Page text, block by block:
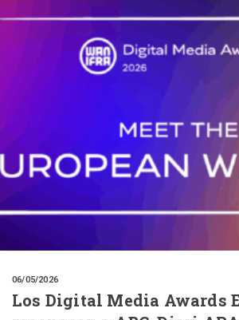
06/05/2026
Los Digital Media Awards